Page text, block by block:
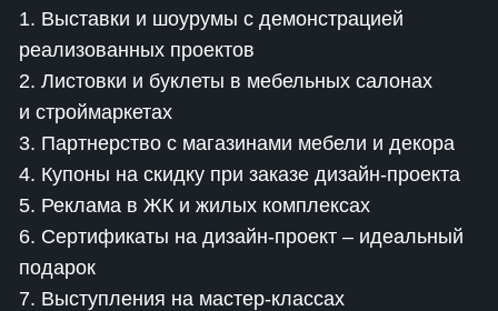
1. Выставки и шоурумы с демонстрацией
реализованных проектов
2. Листовки и буклеты в мебельных салонах
и строймаркетах
3. Партнерство с магазинами мебели и декора
4. Купоны на скидку при заказе дизайн-проекта
5. Реклама в ЖК и жилых комплексах
6. Сертификаты на дизайн-проект – идеальный
подарок
7. Выступления на мастер-классах